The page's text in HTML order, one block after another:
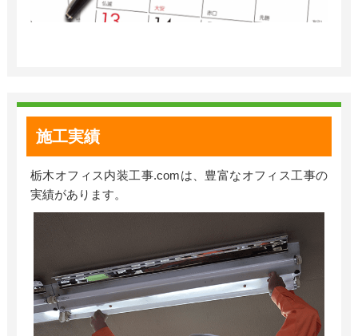
施工実績
栃木オフィス内装工事.comは、豊富なオフィス工事の
実績があります。